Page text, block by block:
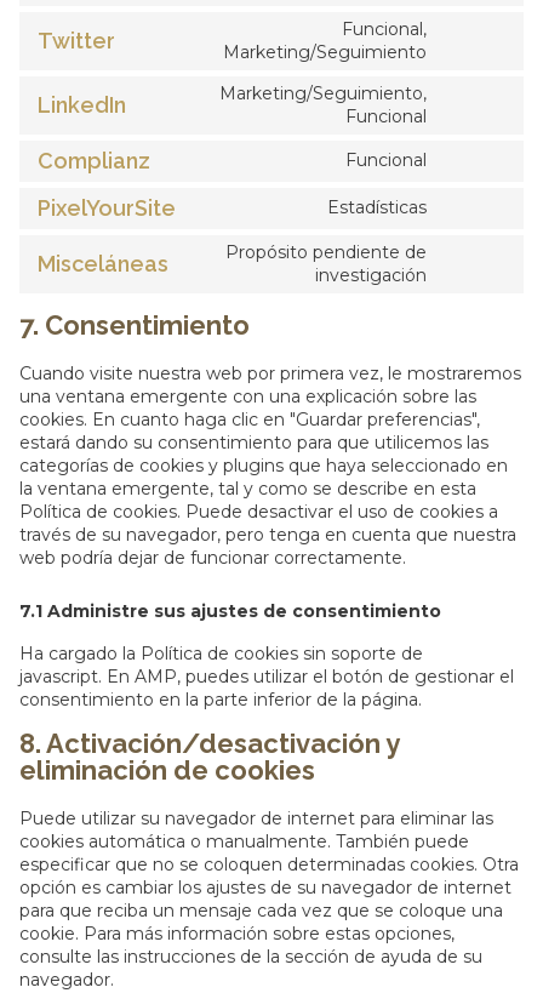
Twitter
Funcional,
Marketing/Seguimiento
LinkedIn
Marketing/Seguimiento,
Funcional
Complianz Funcional
PixelYourSite Estadísticas
Misceláneas
Propósito pendiente de
investigación
7. Consentimiento
Cuando visite nuestra web por primera vez, le mostraremos
una ventana emergente con una explicación sobre las
cookies. En cuanto haga clic en "Guardar preferencias",
estará dando su consentimiento para que utilicemos las
categorías de cookies y plugins que haya seleccionado en
la ventana emergente, tal y como se describe en esta
Política de cookies. Puede desactivar el uso de cookies a
través de su navegador, pero tenga en cuenta que nuestra
web podría dejar de funcionar correctamente.
7.1 Administre sus ajustes de consentimiento
Ha cargado la Política de cookies sin soporte de
javascript. En AMP, puedes utilizar el botón de gestionar el
consentimiento en la parte inferior de la página.
8. Activación/desactivación y
eliminación de cookies
Puede utilizar su navegador de internet para eliminar las
cookies automática o manualmente. También puede
especificar que no se coloquen determinadas cookies. Otra
opción es cambiar los ajustes de su navegador de internet
para que reciba un mensaje cada vez que se coloque una
cookie. Para más información sobre estas opciones,
consulte las instrucciones de la sección de ayuda de su
navegador.